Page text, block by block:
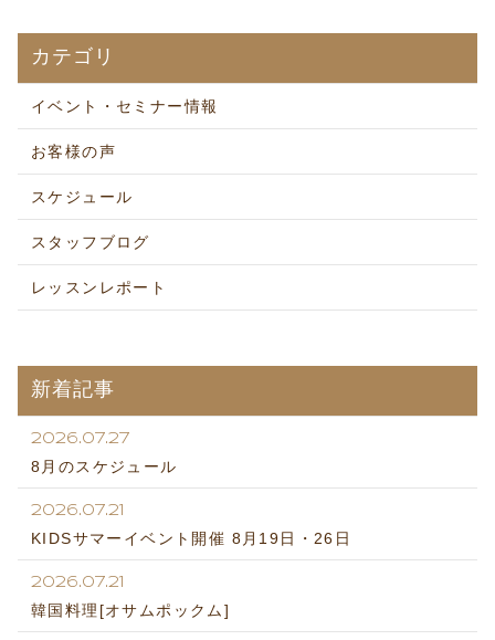
カテゴリ
イベント・セミナー情報
お客様の声
スケジュール
スタッフブログ
レッスンレポート
新着記事
2026.07.27
8月のスケジュール
2026.07.21
KIDSサマーイベント開催 8月19日・26日
2026.07.21
韓国料理[オサムポックム]